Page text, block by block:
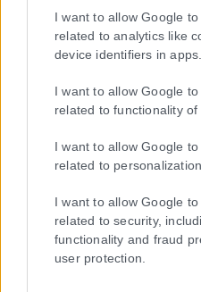
I want to allow Google
related to analytics like
device identifiers in apps.
I want to allow Google
related to functionality of
I want to allow Google
related to personalization.
I want to allow Google
related to security,
functionality and fraud
user protection.
συμμορφώνονται με τη Σύσταση
1ης Μαρτίου 2018 σχετικά με τα
αντιμετώπιση του παράνομου
ΤΑ ΠΡΩΤΟΣΕΛΙΔΑ